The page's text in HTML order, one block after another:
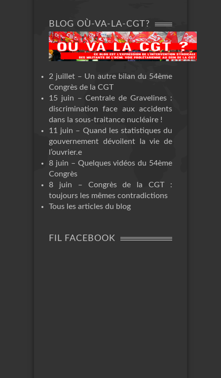
BLOG OÙ-VA-LA-CGT?
2 juillet – Un autre bilan du 54ème
Congrès de la CGT
15 juin – Centrale de Gravelines :
discrimination face aux accidents
dans la sous-traitance nucléaire !
11 juin – Quand les statistiques du
gouvernement dévoilent la vie de
l’ouvrier.e
8 juin – Quelques vidéos du 54ème
Congrès
8 juin – Congrès de la CGT :
toujours les mêmes contradictions
Tous les articles du blog
FIL FACEBOOK